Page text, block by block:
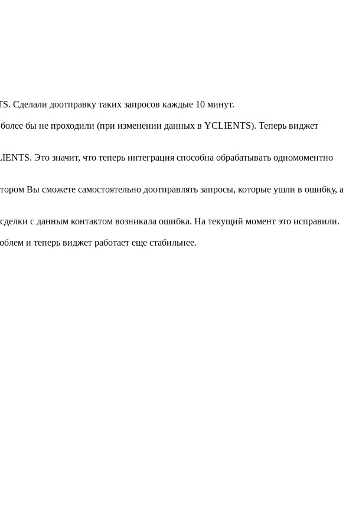
Сделали доотправку таких запросов каждые 10 минут.
бы не проходили (при изменении данных в YCLIENTS). Теперь виджет
Это значит, что теперь интеграция способна обрабатывать одномоментно
Вы сможете самостоятельно доотправлять запросы, которые ушли в ошибку, а
с данным контактом возникала ошибка. На текущий момент это исправили.
и теперь виджет работает еще стабильнее.